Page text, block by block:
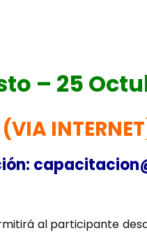
– 25
(VIA
al participante